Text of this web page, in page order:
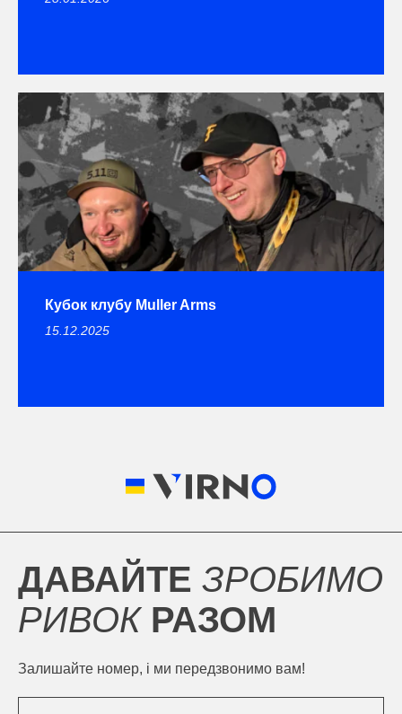
Кубок клубу Muller Arms
15.12.2025
ДАВАЙТЕ ЗРОБИМО
РИВОКРАЗОМ
Залишайте номер, і ми передзвонимо вам!